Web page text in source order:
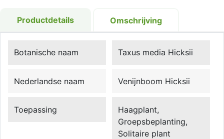
Productdetails Omschrijving
Botanische naam Taxus media Hicksii
Nederlandse naam Venijnboom Hicksii
Toepassing
Haagplant,
Groepsbeplanting,
Solitaire plant